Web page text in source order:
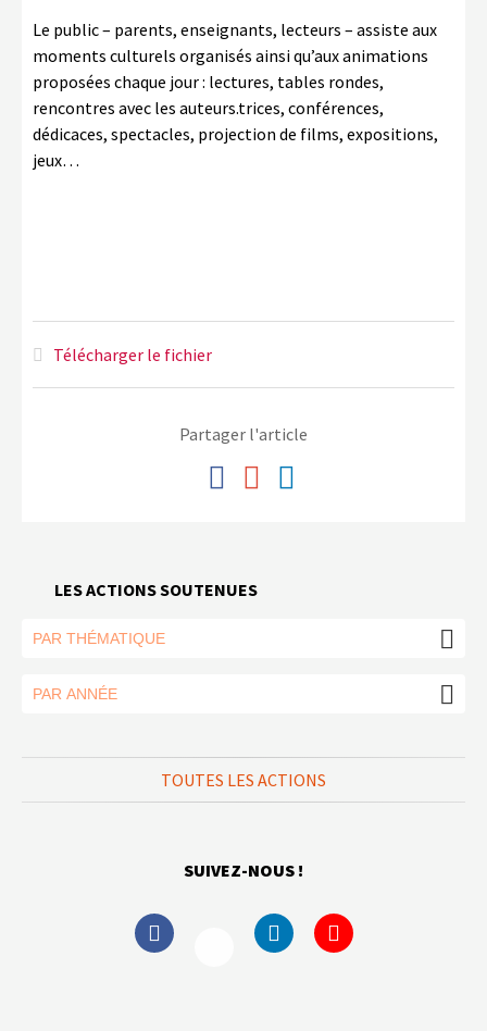
Le public – parents, enseignants, lecteurs – assiste aux
moments culturels organisés ainsi qu’aux animations
proposées chaque jour : lectures, tables rondes,
rencontres avec les auteurs.trices, conférences,
dédicaces, spectacles, projection de films, expositions,
jeux…
Télécharger le fichier
Partager l'article
LES ACTIONS SOUTENUES
TOUTES LES ACTIONS
SUIVEZ-NOUS !